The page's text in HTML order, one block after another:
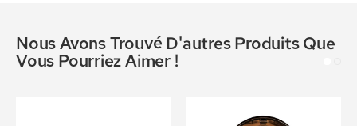
Nous Avons Trouvé D'autres Produits Que
Vous Pourriez Aimer !